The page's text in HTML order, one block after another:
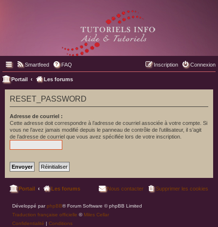
Smartfeed FAQ Connexion
Inscription
Portail Les forums
RESET_PASSWORD
Adresse de courriel :
Cette adresse doit correspondre à l’adresse de courriel associée à votre compte. Si
vous ne l’avez jamais modifié depuis le panneau de contrôle de l’utilisateur, il s’agit
de l’adresse de courriel que vous avez spécifiée lors de votre inscription.
Portail Les forums Supprimer les cookies
Nous contacter
Développé par phpBB® Forum Software © phpBB Limited
Traduction française officielle © Miles Cellar
Confidentialité | Conditions